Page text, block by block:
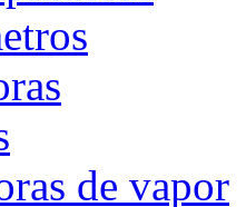
de vapor